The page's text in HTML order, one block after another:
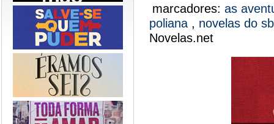
marcadores: as
poliana , novelas do
Novelas.net